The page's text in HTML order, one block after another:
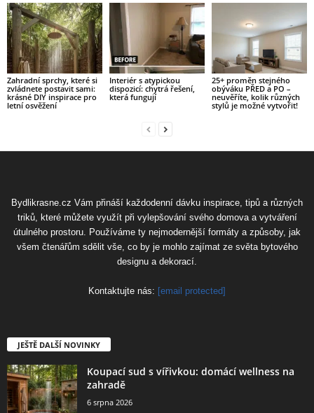
Zahradní sprchy, které si
zvládnete postavit sami:
krásné DIY inspirace pro
letní osvěžení
Interiér s atypickou
dispozicí: chytrá řešení,
která fungují
25+ proměn stejného
obýváku PŘED a PO –
neuvěříte, kolik různých
stylů je možné vytvořit!
Bydlikrasne.cz Vám přináší každodenní dávku inspirace, tipů a různých
triků, které můžete využít při vylepšování svého domova a vytváření
útulného prostoru. Používáme ty nejmodernější formáty a způsoby, jak
všem čtenářům sdělit vše, co by je mohlo zajímat ze světa bytového
designu a dekorací.
Kontaktujte nás: [email protected]
JEŠTĚ DALŠÍ NOVINKY
Koupací sud s vířivkou: domácí wellness na
zahradě
6 srpna 2026